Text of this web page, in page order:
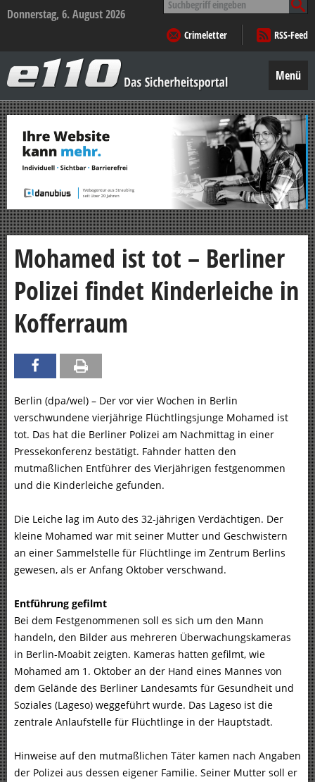
Donnerstag, 6. August 2026
nach:
Crimeletter
RSS-Feed
–
Das
Sicherheitsportal
Menü
Zum
Inhalt
springen
Mohamed ist tot – Berliner
Polizei findet Kinderleiche in
Kofferraum
Berlin (dpa/wel) – Der vor vier Wochen in Berlin
verschwundene vierjährige Flüchtlingsjunge Mohamed ist
tot. Das hat die Berliner Polizei am Nachmittag in einer
Pressekonferenz bestätigt. Fahnder hatten den
mutmaßlichen Entführer des Vierjährigen festgenommen
und die Kinderleiche gefunden.
Die Leiche lag im Auto des 32-jährigen Verdächtigen. Der
kleine Mohamed war mit seiner Mutter und Geschwistern
an einer Sammelstelle für Flüchtlinge im Zentrum Berlins
gewesen, als er Anfang Oktober verschwand.
Entführung gefilmt
Bei dem Festgenommenen soll es sich um den Mann
handeln, den Bilder aus mehreren Überwachungskameras
in Berlin-Moabit zeigten. Kameras hatten gefilmt, wie
Mohamed am 1. Oktober an der Hand eines Mannes von
dem Gelände des Berliner Landesamts für Gesundheit und
Soziales (Lageso) weggeführt wurde. Das Lageso ist die
zentrale Anlaufstelle für Flüchtlinge in der Hauptstadt.
Hinweise auf den mutmaßlichen Täter kamen nach Angaben
der Polizei aus dessen eigener Familie. Seiner Mutter soll er